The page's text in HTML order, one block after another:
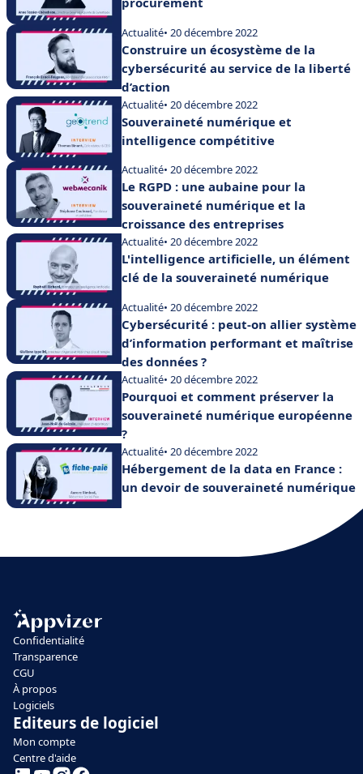
Actualité• 20 décembre 2022
Construire un écosystème de la
cybersécurité au service de la liberté
d’action
Actualité• 20 décembre 2022
Souveraineté numérique et
intelligence compétitive
Actualité• 20 décembre 2022
Le RGPD : une aubaine pour la
souveraineté numérique et la
croissance des entreprises
Actualité• 20 décembre 2022
L'intelligence artificielle, un élément
clé de la souveraineté numérique
Actualité• 20 décembre 2022
Cybersécurité : peut-on allier système
d’information performant et maîtrise
des données ?
Actualité• 20 décembre 2022
Pourquoi et comment préserver la
souveraineté numérique européenne
?
Actualité• 20 décembre 2022
Hébergement de la data en France :
un devoir de souveraineté numérique
Confidentialité
Transparence
CGU
À propos
Logiciels
Editeurs de logiciel
Mon compte
Centre d'aide